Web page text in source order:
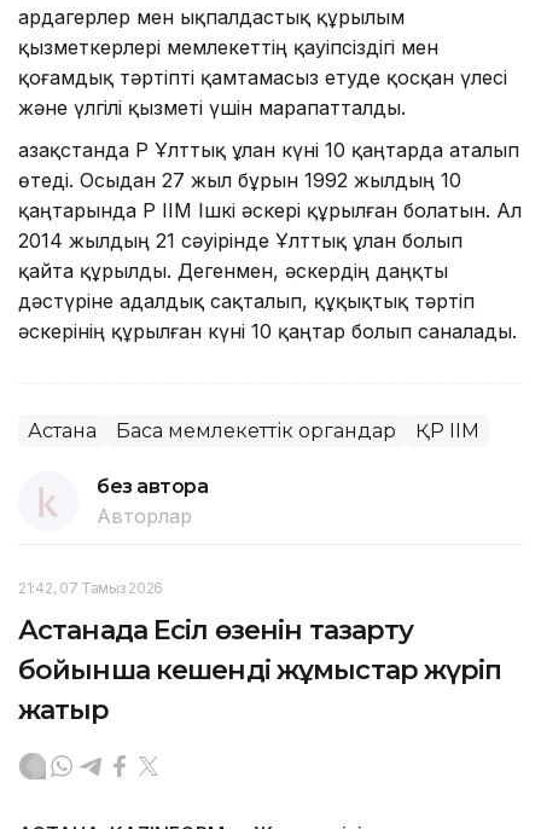
ардагерлер мен ықпалдастық құрылым
қызметкерлері мемлекеттің қауіпсіздігі мен
қоғамдық тәртіпті қамтамасыз етуде қосқан үлесі
және үлгілі қызметі үшін марапатталды.
Қазақстанда ҚР Ұлттық ұлан күні 10 қаңтарда аталып
өтеді. Осыдан 27 жыл бұрын 1992 жылдың 10
қаңтарында ҚР ІІМ Ішкі әскері құрылған болатын. Ал
2014 жылдың 21 сәуірінде Ұлттық ұлан болып
қайта құрылды. Дегенмен, әскердің даңқты
дәстүріне адалдық сақталып, құқықтық тәртіп
әскерінің құрылған күні 10 қаңтар болып саналады.
Астана Басқа мемлекеттік органдар ҚР ІІМ
без автора
Авторлар
21:42, 07 Тамыз 2026
Астанада Есіл өзенін тазарту
бойынша кешенді жұмыстар жүріп
жатыр